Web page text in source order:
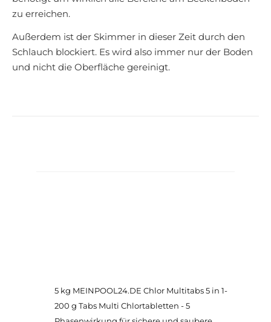
zu erreichen.
Außerdem ist der Skimmer in dieser Zeit durch den
Schlauch blockiert. Es wird also immer nur der Boden
und nicht die Oberfläche gereinigt.
5 kg MEINPOOL24.DE Chlor Multitabs 5 in 1-
200 g Tabs Multi Chlortabletten - 5